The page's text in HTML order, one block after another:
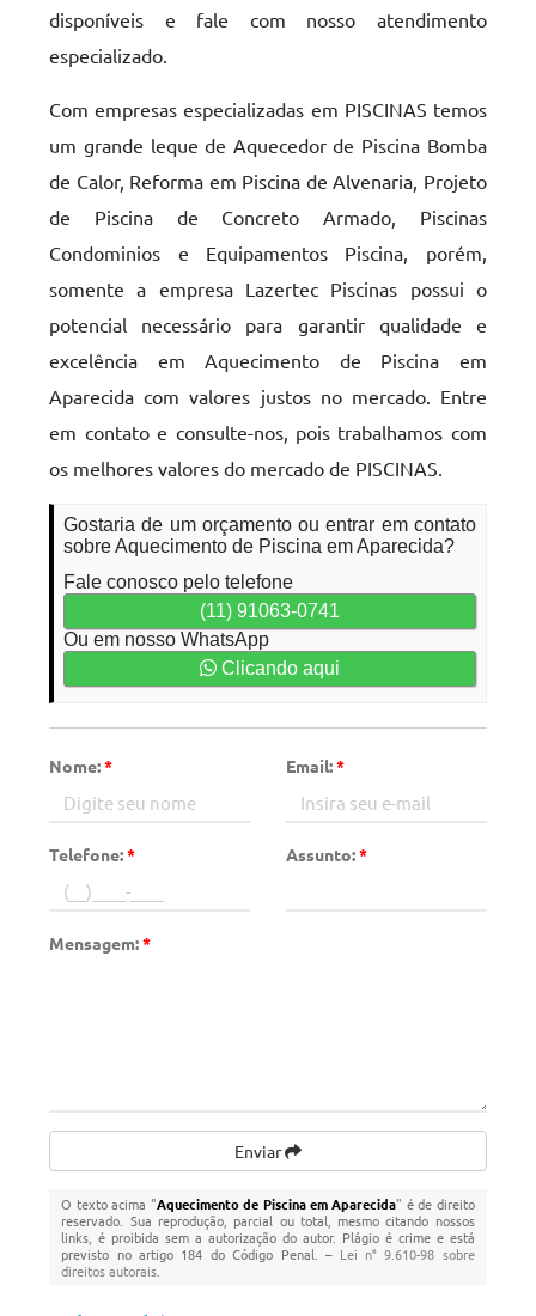
disponíveis e fale com nosso atendimento
especializado.
Com empresas especializadas em PISCINAS temos
um grande leque de Aquecedor de Piscina Bomba
de Calor, Reforma em Piscina de Alvenaria, Projeto
de Piscina de Concreto Armado, Piscinas
Condominios e Equipamentos Piscina, porém,
somente a empresa Lazertec Piscinas possui o
potencial necessário para garantir qualidade e
excelência em Aquecimento de Piscina em
Aparecida com valores justos no mercado. Entre
em contato e consulte-nos, pois trabalhamos com
os melhores valores do mercado de PISCINAS.
Gostaria de um orçamento ou entrar em contato
sobre Aquecimento de Piscina em Aparecida?
Fale conosco pelo telefone
(11) 91063-0741
Ou em nosso WhatsApp
Clicando aqui
Nome:* Email:*
Telefone:* Assunto:*
Mensagem:*
Enviar
O texto acima "Aquecimento de Piscina em Aparecida" é de direito
reservado. Sua reprodução, parcial ou total, mesmo citando nossos
links, é proibida sem a autorização do autor. Plágio é crime e está
previsto no artigo 184 do Código Penal. – Lei n° 9.610-98 sobre
direitos autorais